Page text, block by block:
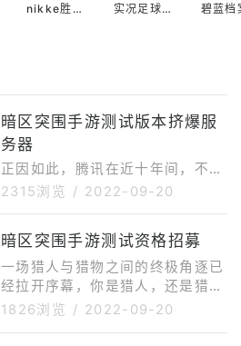
nikke胜利女神国际服 实况足球2022手游
暗区突围手游测试版本挤爆服
务器
正因如此，腾讯在近十年间，不断
丰富打击外挂的手段，完善游戏检
滥的迹象，强力的外挂打击措施是
腾讯给玩家最好的保障。【总结】
《暗区突围》成功将硬核FPS做到
了手游里，它用真实到硬核的玩
法、复杂多样的枪械系统、沉浸感
2315浏览 / 2022-09-20
暗区突围手游测试资格招募
一场猎人与猎物之间的终极角逐已
经拉开序幕，你是猎人，还是猎
物？头部、胸部、腹部等7个不同
1826浏览 / 2022-09-20